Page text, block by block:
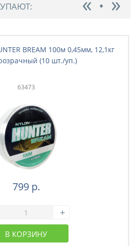
BREAM 100м 0,45мм, 12,1кг
(10 шт./уп.)
63473
799 р.
+
В КОРЗИНУ